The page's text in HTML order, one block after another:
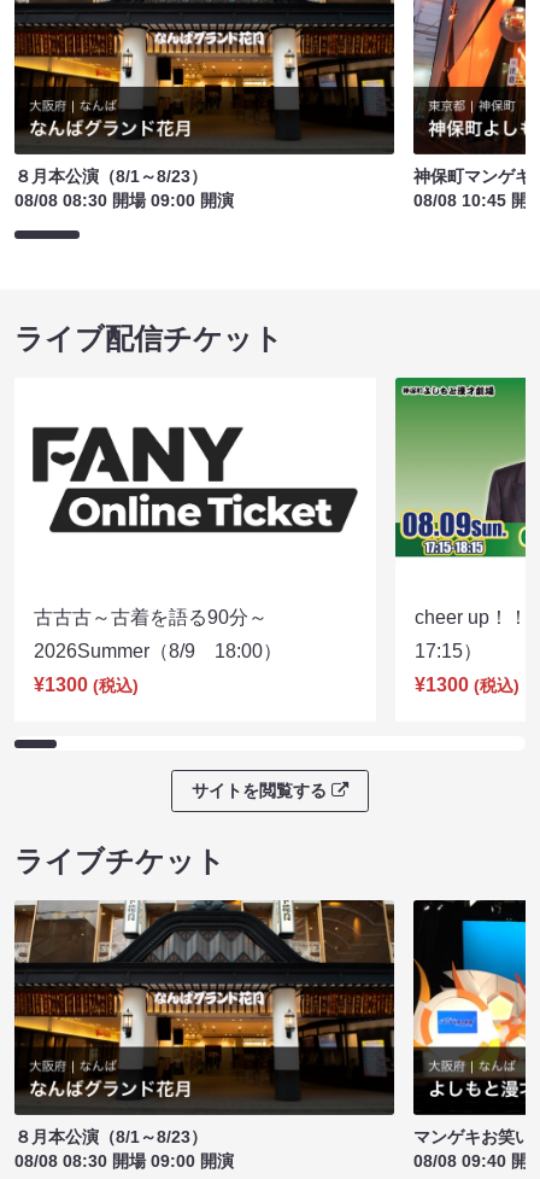
８月本公演（8/1～8/23）
08/08 08:30 開場 09:00 開演
神保町マンゲキ
08/08 10:45 開
ライブ配信チケット
古古古～古着を語る90分～
2026Summer（8/9 18:00）
¥1300 (税込)
cheer up！
17:15）
¥1300 (税込)
サイトを閲覧する
ライブチケット
８月本公演（8/1～8/23）
08/08 08:30 開場 09:00 開演
マンゲキお笑い
08/08 09:40 開